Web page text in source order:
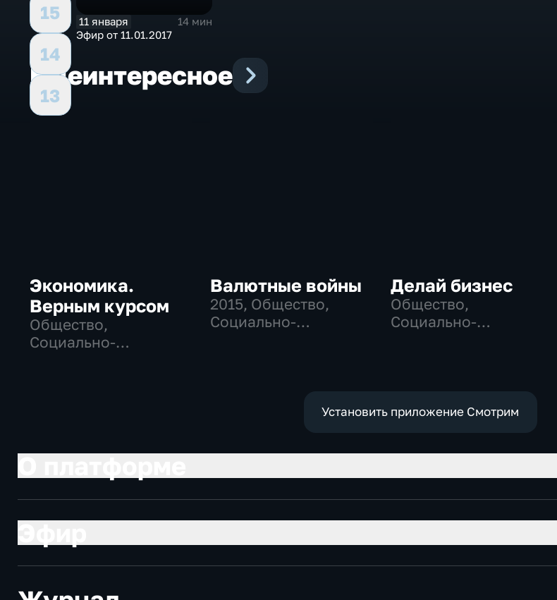
15
14
13
11 января
14 мин
Эфир от 11.01.2017
Ещеинтересное
Экономика.
Верным курсом
Общество,
Социально-
Валютные войны
2015, Общество,
Социально-
Делай бизнес
Общество,
Социально-
Установить приложение Смотрим